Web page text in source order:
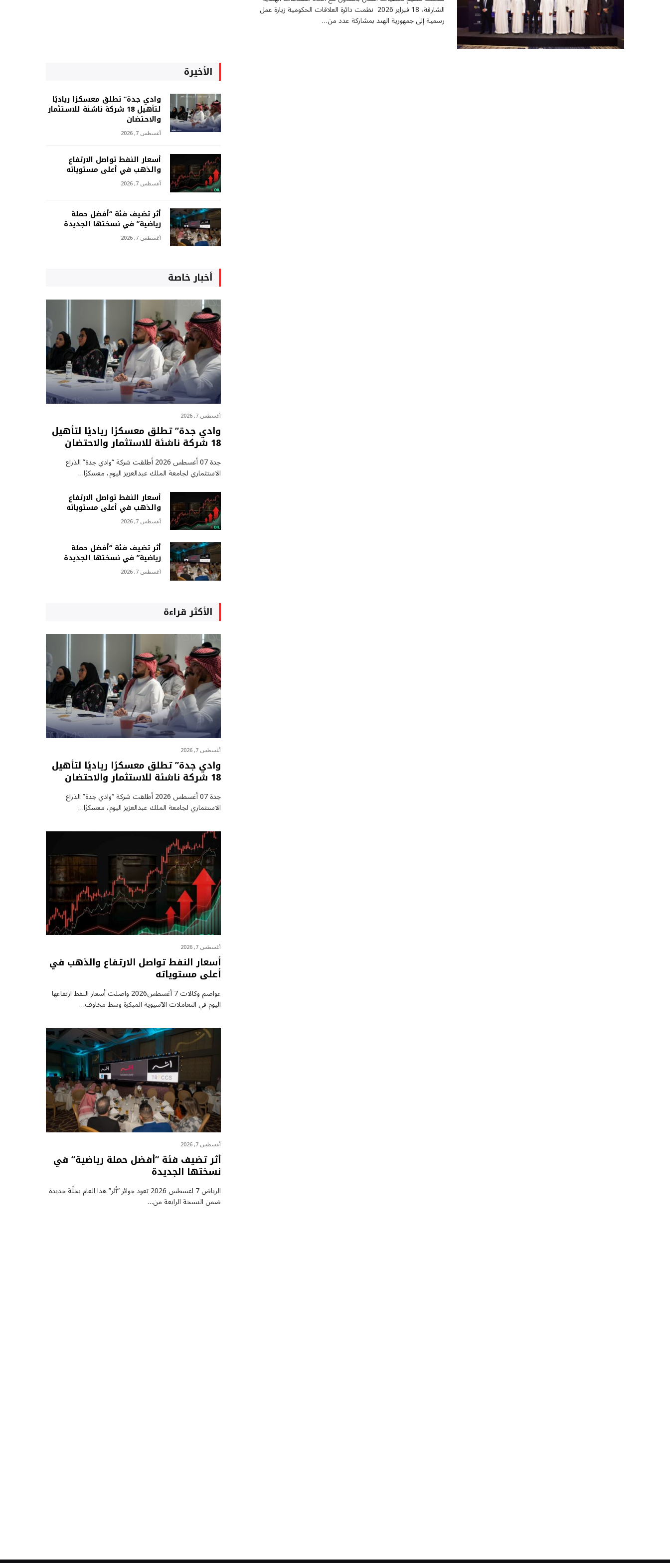
الشارقة، 18 فبراير 2026 نظمت دائرة العلاقات الحكومية زيارة عمل
رسمية إلى جمهورية الهند بمشاركة عدد من…
الأخيرة
وادي جدة” تطلق معسكرًا رياديًا
لتأهيل 18 شركة ناشئة للاستثمار
والاحتضان
أغسطس 7, 2026
أسعار النفط تواصل الارتفاع
والذهب في أعلى مستوياته
أغسطس 7, 2026
أثر تضيف فئة “أفضل حملة
رياضية” في نسختها الجديدة
أغسطس 7, 2026
أخبار خاصة
أغسطس 7, 2026
وادي جدة” تطلق معسكرًا رياديًا لتأهيل
18 شركة ناشئة للاستثمار والاحتضان
جدة 07 أغسطس 2026 أطلقت شركة “وادي جدة” الذراع
الاستثماري لجامعة الملك عبدالعزيز اليوم، معسكرًا…
أسعار النفط تواصل الارتفاع
والذهب في أعلى مستوياته
أغسطس 7, 2026
أثر تضيف فئة “أفضل حملة
رياضية” في نسختها الجديدة
أغسطس 7, 2026
الأكثر قراءة
أغسطس 7, 2026
وادي جدة” تطلق معسكرًا رياديًا لتأهيل
18 شركة ناشئة للاستثمار والاحتضان
جدة 07 أغسطس 2026 أطلقت شركة “وادي جدة” الذراع
الاستثماري لجامعة الملك عبدالعزيز اليوم، معسكرًا…
أغسطس 7, 2026
أسعار النفط تواصل الارتفاع والذهب في
أعلى مستوياته
عواصم وكالات 7 أغسطس2026 واصلت أسعار ⁠النفط ارتفاعها
اليوم في التعاملات الآسيوية المبكرة وسط مخاوف…
أغسطس 7, 2026
أثر تضيف فئة “أفضل حملة رياضية” في
نسختها الجديدة
الرياض 7 اغسطس 2026 تعود جوائز “أثر” هذا العام بحلّة جديدة
ضمن النسخة الرابعة من…